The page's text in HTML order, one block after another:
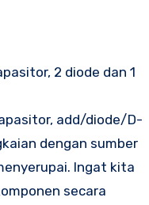
2 diode dan 1
add/diode/D-
dengan sumber
Ingat kita
secara